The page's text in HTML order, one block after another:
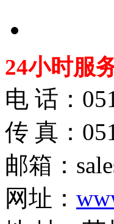
24小时服
电 话：
传 真：
邮箱：
网址：